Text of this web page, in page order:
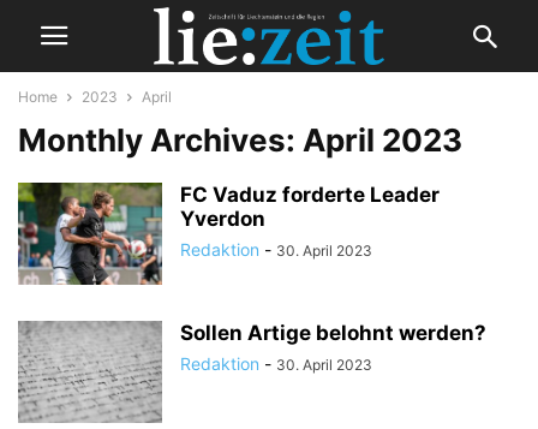
Home 2023 April
Monthly Archives: April 2023
FC Vaduz forderte Leader
Yverdon
Redaktion - 30. April 2023
Sollen Artige belohnt werden?
Redaktion - 30. April 2023